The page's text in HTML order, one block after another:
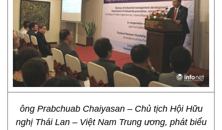
ông Prabchuab Chaiyasan – Chủ tịch Hội Hữu
nghị Thái Lan – Việt Nam Trung ương, phát biểu